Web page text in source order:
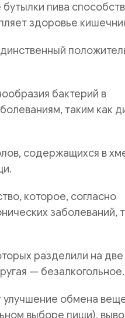
пива
здоровье
бактерий в
таким как
содержащихся в
которое, согласно
заболеваний,
разделили на две
— безалкогольное.
обмена
выборе пищи),